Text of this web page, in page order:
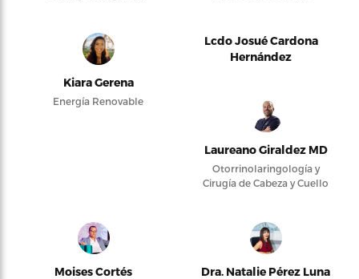
Kiara Gerena
Energía Renovable
Lcdo Josué Cardona
Hernández
Laureano Giraldez MD
Otorrinolaringología y
Cirugía de Cabeza y Cuello
Moises Cortés Dra. Natalie Pérez Luna